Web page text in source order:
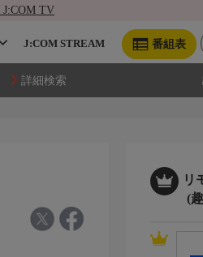
TV
番組表
J:COM STREAM
詳細検索
リ
(